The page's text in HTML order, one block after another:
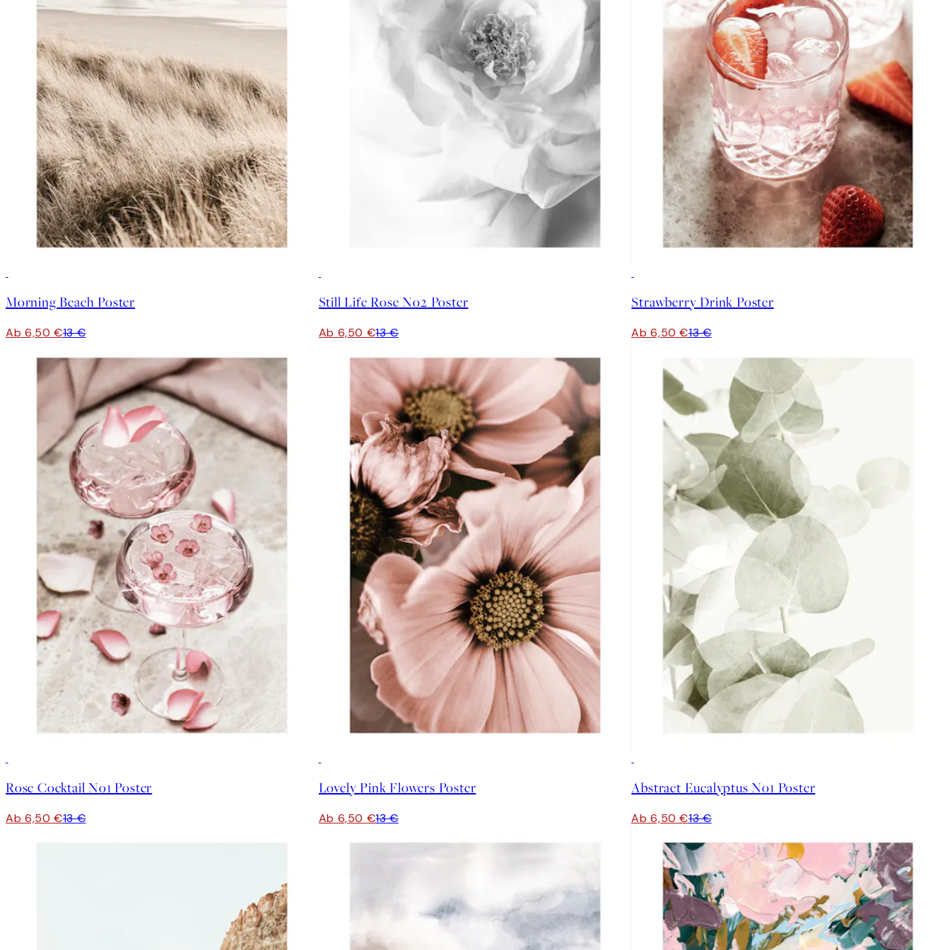
Morning Beach Poster
Ab 6,50 €13 €
Still Life Rose No2 Poster
Ab 6,50 €13 €
Strawberry Drink Poster
Ab 6,50 €13 €
Rose Cocktail No1 Poster
Ab 6,50 €13 €
Lovely Pink Flowers Poster
Ab 6,50 €13 €
Abstract Eucalyptus No1 Poster
Ab 6,50 €13 €